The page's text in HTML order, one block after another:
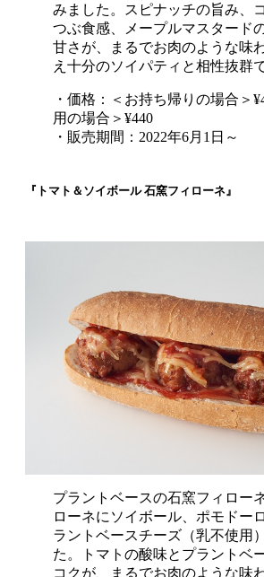
みました。スピナッチの旨み、
つぶ食感、メープルマスタード
甘さが、まるでお肉のような味
え十分のソイパティと相性抜群
・価格：＜お持ち帰りの場合＞
用の場合＞¥440
・販売期間：2022年6月1日～
『トマト＆ソイボール 石窯フィローネ』
プラントベースの石窯フィロー
ローネにソイボール、ポモドー
ラントベースチーズ（乳不使用
た。トマトの酸味とプラントベ
コクが、まるでお肉のような味